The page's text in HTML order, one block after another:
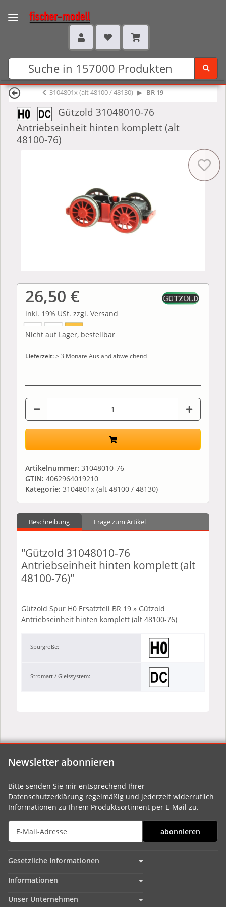
3104801x (alt 48100 / 48130) BR 19
Gützold 31048010-76
Antriebseinheit hinten komplett (alt
48100-76)
26,50 €
inkl. 19% USt. zzgl. Versand
Nicht auf Lager, bestellbar
Lieferzeit:> 3 Monate Ausland abweichend
Artikelnummer: 31048010-76
GTIN: 4062964019210
Kategorie: 3104801x (alt 48100 / 48130)
Beschreibung Frage zum Artikel
"Gützold 31048010-76
Antriebseinheit hinten komplett (alt
48100-76)"
Gützold Spur H0 Ersatzteil BR 19 » Gützold
Antriebseinheit hinten komplett (alt 48100-76)
Spurgröße:
Stromart / Gleissystem:
Newsletter abonnieren
Bitte senden Sie mir entsprechend Ihrer
Datenschutzerklärung regelmäßig und jederzeit widerruflich
Informationen zu Ihrem Produktsortiment per E-Mail zu.
abonnieren
Gesetzliche Informationen
Informationen
Unser Unternehmen